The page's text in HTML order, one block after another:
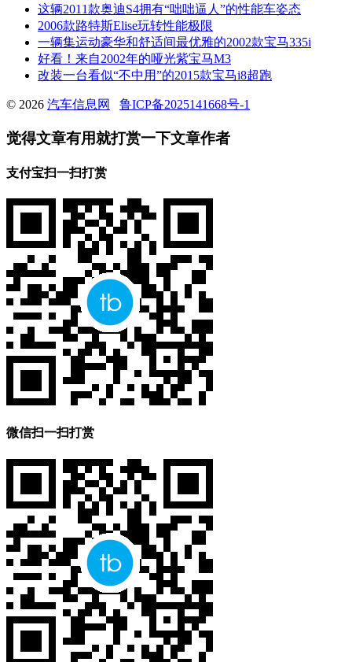
这辆2011款奥迪S4拥有“咄咄逼人”的性能车姿态
2006款路特斯Elise玩转性能极限
一辆集运动豪华和舒适间最优雅的2002款宝马335i
好看！来自2002年的哑光紫宝马M3
改装一台看似“不中用”的2015款宝马i8超跑
© 2026 汽车信息网 鲁ICP备2025141668号-1
觉得文章有用就打赏一下文章作者
支付宝扫一扫打赏
微信扫一扫打赏